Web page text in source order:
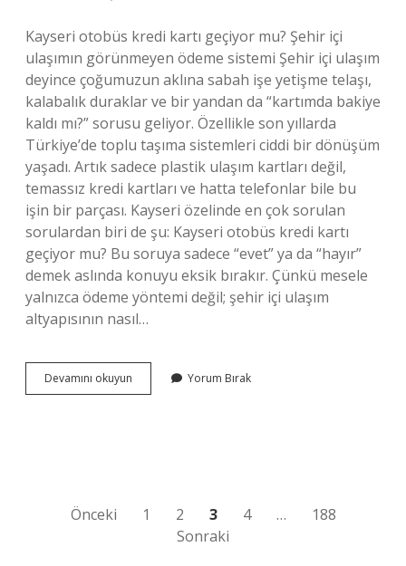
Kayseri otobüs kredi kartı geçiyor mu? Şehir içi
ulaşımın görünmeyen ödeme sistemi Şehir içi ulaşım
deyince çoğumuzun aklına sabah işe yetişme telaşı,
kalabalık duraklar ve bir yandan da “kartımda bakiye
kaldı mı?” sorusu geliyor. Özellikle son yıllarda
Türkiye’de toplu taşıma sistemleri ciddi bir dönüşüm
yaşadı. Artık sadece plastik ulaşım kartları değil,
temassız kredi kartları ve hatta telefonlar bile bu
işin bir parçası. Kayseri özelinde en çok sorulan
sorulardan biri de şu: Kayseri otobüs kredi kartı
geçiyor mu? Bu soruya sadece “evet” ya da “hayır”
demek aslında konuyu eksik bırakır. Çünkü mesele
yalnızca ödeme yöntemi değil; şehir içi ulaşım
altyapısının nasıl…
Devamını okuyun
otobüs
Yorum Bırak
YazıÖnceki 1 2 3 4 …
188
Sonraki